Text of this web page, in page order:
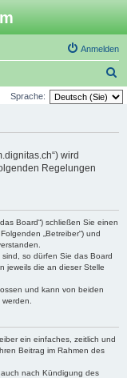
Anmelden
u
Sprache:
wird
Regelungen
Board“) schließen Sie einen
„Betreiber“) und
so dürfen Sie das Board
jeweils die an dieser Stelle
und kann von beiden
ein einfaches, zeitlich und
Beitrag im Rahmen des
nach Kündigung des